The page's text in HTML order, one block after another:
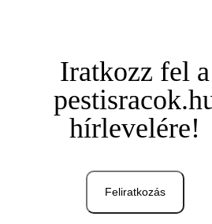
Iratkozz fel a
hírlevelére!
Feliratkozás